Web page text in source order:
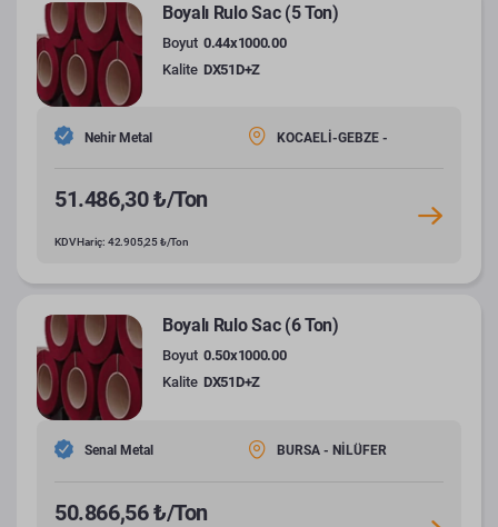
Boyalı Rulo Sac (5 Ton)
Boyut 0.44x1000.00
Kalite DX51D+Z
Nehir Metal KOCAELİ-GEBZE -
51.486,30 ₺/Ton
KDV Hariç: 42.905,25 ₺/Ton
Boyalı Rulo Sac (6 Ton)
Boyut 0.50x1000.00
Kalite DX51D+Z
Senal Metal BURSA - NİLÜFER
50.866,56 ₺/Ton